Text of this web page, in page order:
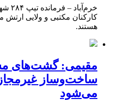
کارکنان مکتبی و ولایی ارتش
هستند.
مقیمی: گشت‌های
ساخت‌وساز
می‌شود